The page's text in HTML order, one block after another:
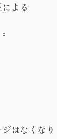
よる
はなくな